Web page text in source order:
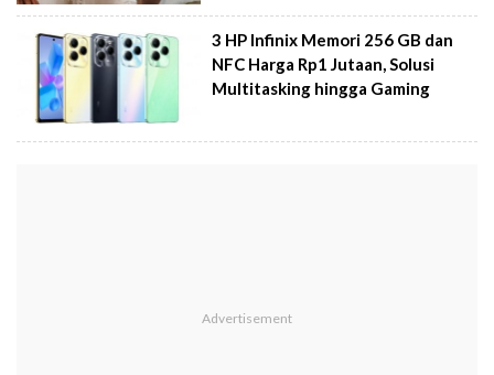
3 HP Infinix Memori 256 GB dan
NFC Harga Rp1 Jutaan, Solusi
Multitasking hingga Gaming